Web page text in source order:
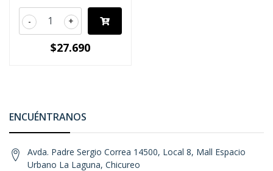
+
-
$27.690
ENCUÉNTRANOS
Avda. Padre Sergio Correa 14500, Local 8, Mall Espacio
Urbano La Laguna, Chicureo